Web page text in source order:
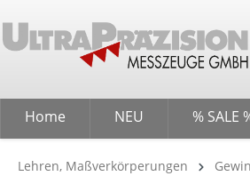
Zur Hauptnavigation springen
Home NEU % SALE
Lehren, Maßverkörperungen